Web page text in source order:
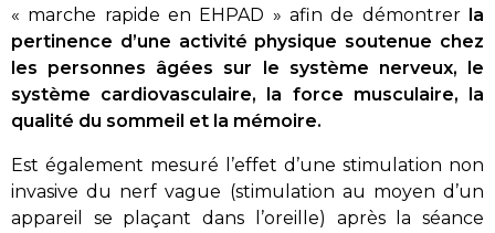
« marche rapide en EHPAD » afin de démontrer la
pertinence d’une activité physique soutenue chez
les personnes âgées sur le système nerveux, le
système cardiovasculaire, la force musculaire, la
qualité du sommeil et la mémoire.
Est également mesuré l’effet d’une stimulation non
invasive du nerf vague (stimulation au moyen d’un
appareil se plaçant dans l’oreille) après la séance